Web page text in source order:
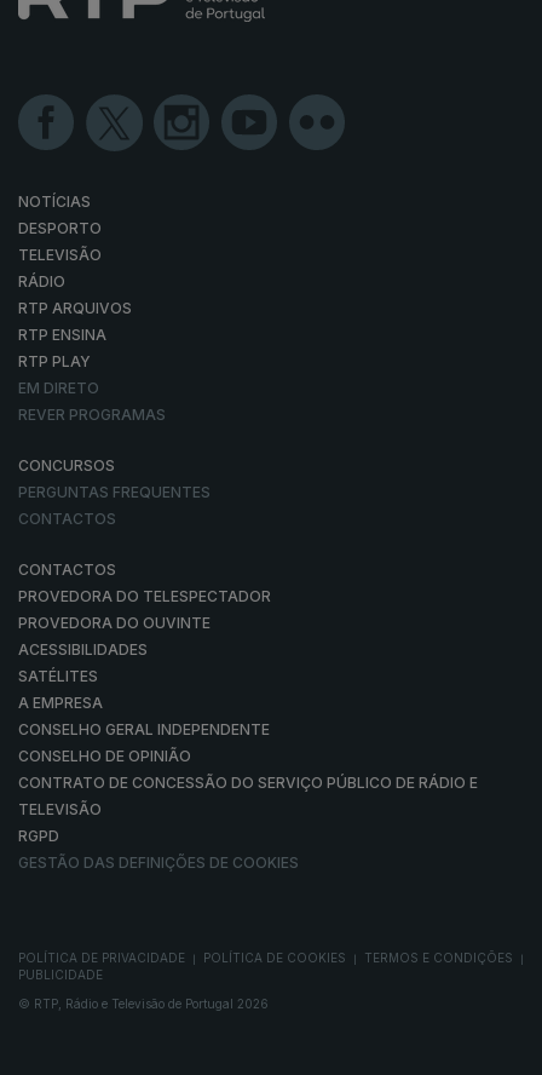
NOTÍCIAS
DESPORTO
TELEVISÃO
RÁDIO
RTP ARQUIVOS
RTP ENSINA
RTP PLAY
EM DIRETO
REVER PROGRAMAS
CONCURSOS
PERGUNTAS FREQUENTES
CONTACTOS
CONTACTOS
PROVEDORA DO TELESPECTADOR
PROVEDORA DO OUVINTE
ACESSIBILIDADES
SATÉLITES
A EMPRESA
CONSELHO GERAL INDEPENDENTE
CONSELHO DE OPINIÃO
CONTRATO DE CONCESSÃO DO SERVIÇO PÚBLICO DE RÁDIO E
TELEVISÃO
RGPD
GESTÃO DAS DEFINIÇÕES DE COOKIES
POLÍTICA DE PRIVACIDADE POLÍTICA DE COOKIES TERMOS E CONDIÇÕES
PUBLICIDADE
© RTP, Rádio e Televisão de Portugal 2026